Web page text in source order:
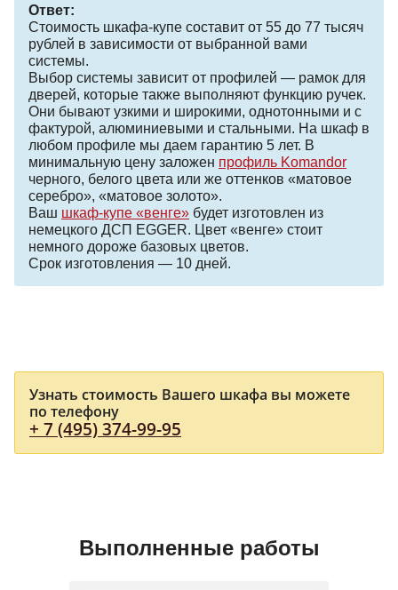
Ответ:
Стоимость шкафа-купе составит от 55 до 77 тысяч
рублей в зависимости от выбранной вами
системы.
Выбор системы зависит от профилей — рамок для
дверей, которые также выполняют функцию ручек.
Они бывают узкими и широкими, однотонными и с
фактурой, алюминиевыми и стальными. На шкаф в
любом профиле мы даем гарантию 5 лет. В
минимальную цену заложен профиль Komandor
черного, белого цвета или же оттенков «матовое
серебро», «матовое золото».
Ваш шкаф-купе «венге» будет изготовлен из
немецкого ДСП EGGER. Цвет «венге» стоит
немного дороже базовых цветов.
Срок изготовления — 10 дней.
Узнать стоимость Вашего шкафа вы можете
по телефону
+ 7 (495) 374-99-95
Выполненные работы